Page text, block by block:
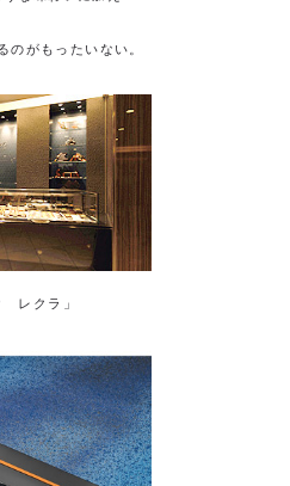
のがもったいない。
レクラ」